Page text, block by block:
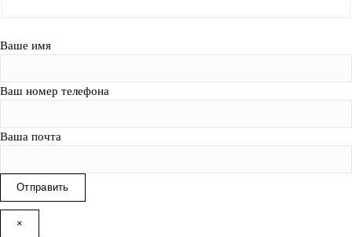
Ваше имя
Ваш номер телефона
Ваша почта
×